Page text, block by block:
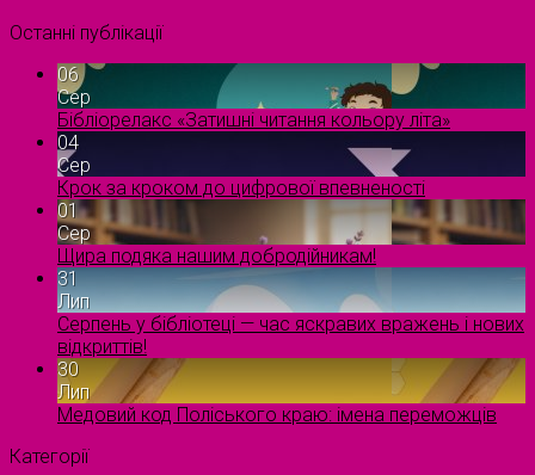
Останні публікації
06
Сер
Бібліорелакс «Затишні читання кольору літа»
04
Сер
Крок за кроком до цифрової впевненості
01
Сер
Щира подяка нашим добродійникам!
31
Лип
Серпень у бібліотеці — час яскравих вражень і нових
відкриттів!
30
Лип
Медовий код Поліського краю: імена переможців
Категорії